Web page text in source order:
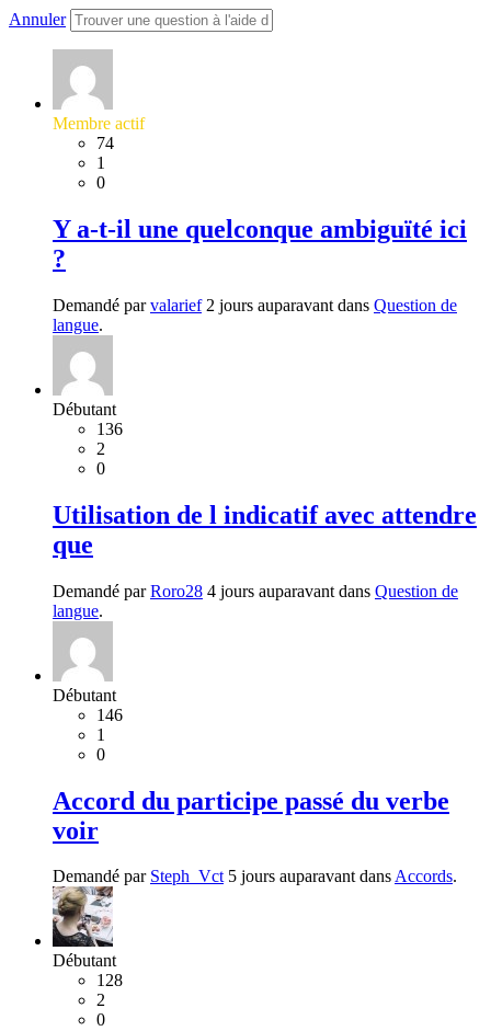
Annuler
Membre actif
74
1
0
Y a-t-il une quelconque ambiguïté ici
?
Demandé parvalarief2 jours auparavant dans Question de
langue.
Débutant
136
2
0
Utilisation de l indicatif avec attendre
que
Demandé parRoro28 4 jours auparavant dans Question de
langue.
Débutant
146
1
0
Accord du participe passé du verbe
voir
Demandé par Steph_Vct5 jours auparavant dansAccords.
Débutant
128
2
0